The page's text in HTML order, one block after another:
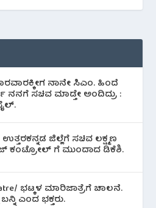
ನಾನೇ ಸಿಎಂ. ಹಿಂದೆ
ನನಗೆ ಸಚಿವ ಮಾಡ್ತೇ ಅಂದಿದ್ರು :
ಉತ್ತರಕನ್ನಡ ಜಿಲ್ಲೆಗೆ ಸಚಿವ ಲಕ್ಷ್ಮಣ
ಕಂಟ್ರೋಲ್ ಗೆ ಮುಂದಾದ ಡಿಕೆಶಿ.
ಭಟ್ಕಳ ಮಾರಿಜಾತ್ರೆಗೆ ಚಾಲನೆ.
ಎಂದ ಭಕ್ತರು.